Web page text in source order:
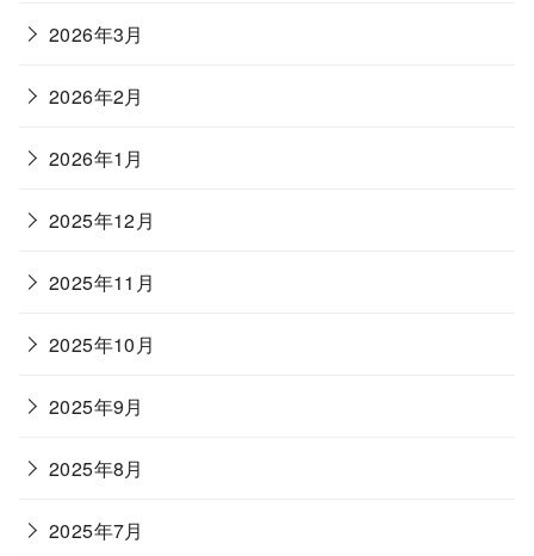
2026年3月
2026年2月
2026年1月
2025年12月
2025年11月
2025年10月
2025年9月
2025年8月
2025年7月